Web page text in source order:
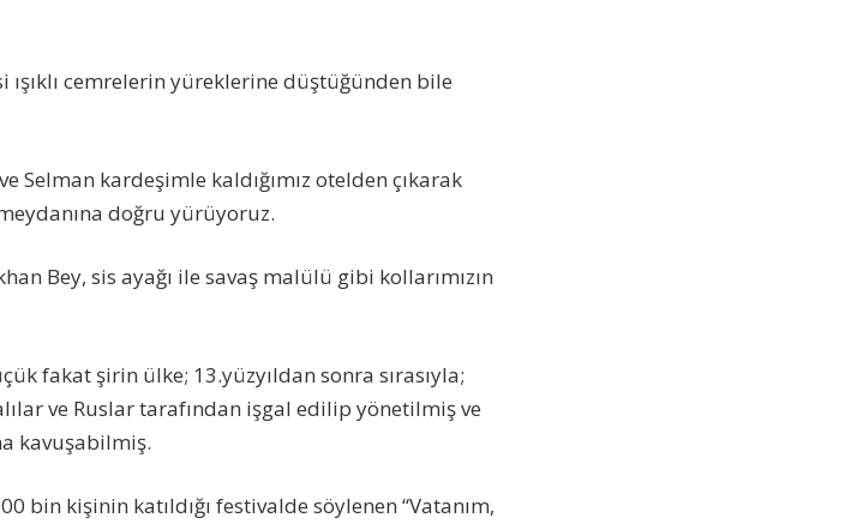
ışıklı cemrelerin yüreklerine düştüğünden bile
Selman kardeşimle kaldığımız otelden çıkarak
doğru yürüyoruz.
Bey, sis ayağı ile savaş malülü gibi kollarımızın
fakat şirin ülke; 13.yüzyıldan sonra sırasıyla;
ve Ruslar tarafından işgal edilip yönetilmiş ve
kavuşabilmiş.
bin kişinin katıldığı festivalde söylenen “Vatanım,